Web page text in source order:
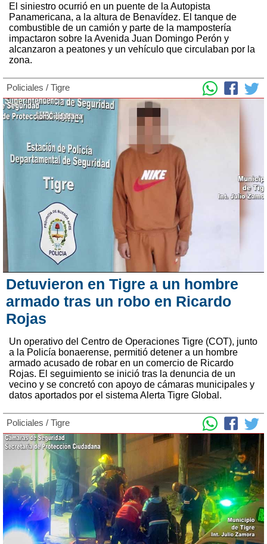
El siniestro ocurrió en un puente de la Autopista
Panamericana, a la altura de Benavídez. El tanque de
combustible de un camión y parte de la mampostería
impactaron sobre la Avenida Juan Domingo Perón y
alcanzaron a peatones y un vehículo que circulaban por la
zona.
Policiales / Tigre
Detuvieron en Tigre a un hombre
armado tras un robo en Ricardo
Rojas
Un operativo del Centro de Operaciones Tigre (COT), junto
a la Policía bonaerense, permitió detener a un hombre
armado acusado de robar en un comercio de Ricardo
Rojas. El seguimiento se inició tras la denuncia de un
vecino y se concretó con apoyo de cámaras municipales y
datos aportados por el sistema Alerta Tigre Global.
Policiales / Tigre